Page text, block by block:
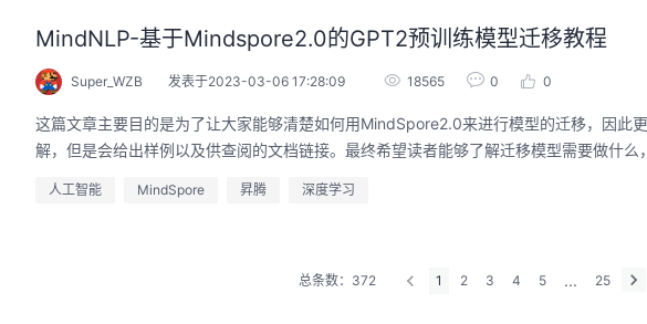
MindNLP-基于Mindspore2.0的GPT2预训练模型迁移教程
Super_WZB 发表于2023-03-06 17:28:09 18565 0 0
这篇文章主要目的是为了让大家能够清楚如何用MindSpore2.0来进行模型的迁移，因此
解，但是会给出样例以及供查阅的文档链接。最终希望读者能够了解迁移模型需要做什么
人工智能 MindSpore 昇腾 深度学习
总条数：372 1 2 3 4 5 ... 25